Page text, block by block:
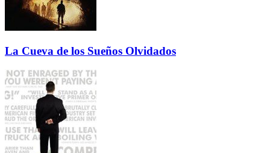
La Cueva de los Sueños Olvidados